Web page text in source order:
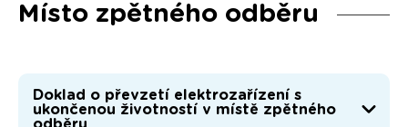
Místo zpětného odběru
Doklad o převzetí elektrozařízení s
ukončenou životností v místě zpětného